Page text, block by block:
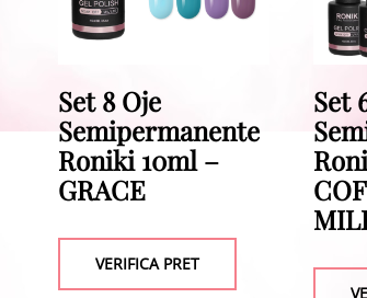
Set 8 Oje
Semipermanente
Roniki 10ml –
GRACE
VERIFICA PRET
Set